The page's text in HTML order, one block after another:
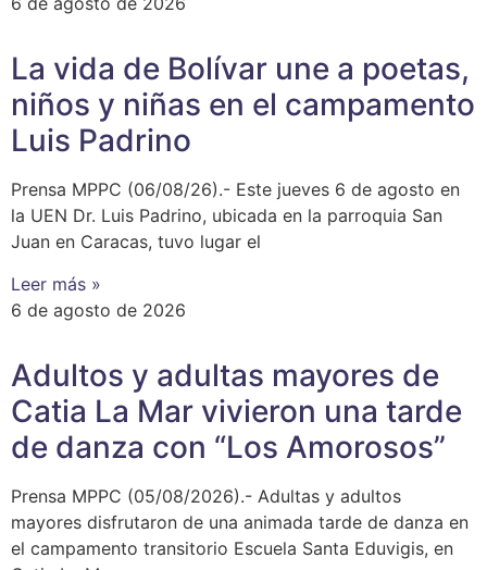
‎La vida de Bolívar une a poetas,
niños y niñas en el campamento
Luis Padrino
‎Prensa MPPC (06/08/26).- Este jueves 6 de agosto en
la UEN Dr. Luis Padrino, ubicada en la parroquia San
Juan en Caracas, tuvo lugar el
Leer más »
6 de agosto de 2026
Adultos y adultas mayores de
Catia La Mar vivieron una tarde
de danza con “Los Amorosos”
Prensa MPPC (05/08/2026).- Adultas y adultos
mayores disfrutaron de una animada tarde de danza en
el campamento transitorio Escuela Santa Eduvigis, en